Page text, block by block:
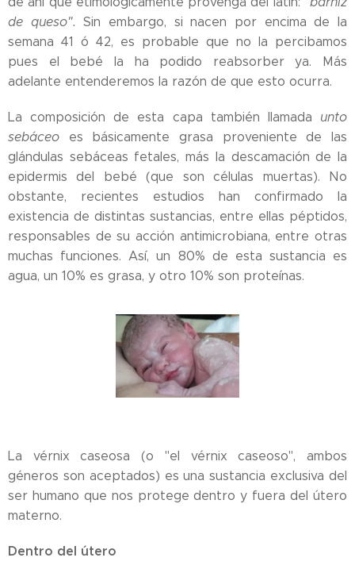
de queso".Sin embargo, si nacen por encima de la
semana 41 ó 42, es probable que no la percibamos
pues el bebé la ha podido reabsorber ya. Más
adelante entenderemos la razón de que esto ocurra.
La composición de esta capa también llamada unto
sebáceo es básicamente grasa proveniente de las
glándulas sebáceas fetales, más la descamación de la
epidermis del bebé (que son células muertas). No
obstante, recientes estudios han confirmado la
existencia de distintas sustancias, entre ellas péptidos,
responsables de su acción antimicrobiana, entre otras
muchas funciones. Así, un 80% de esta sustancia es
agua, un 10% es grasa, y otro 10% son proteínas.
La vérnix caseosa (o "el vérnix caseoso", ambos
géneros son aceptados) es una sustancia exclusiva del
ser humano que nos protege dentro y fuera del útero
materno.
Dentro del útero